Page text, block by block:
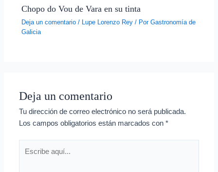
Chopo do Vou de Vara en su tinta
Deja un comentario / Lupe Lorenzo Rey / PorGastronomía de
Galicia
Deja un comentario
Tu dirección de correo electrónico no será publicada.
Los campos obligatorios están marcados con*